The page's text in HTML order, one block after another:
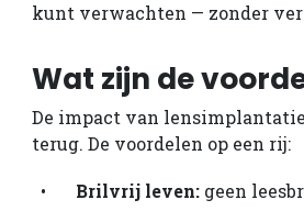
kunt verwachten — zonder
Wat zijn de
De impact van
terug. De voordelen op een rij:
Brilvrij leven: geen